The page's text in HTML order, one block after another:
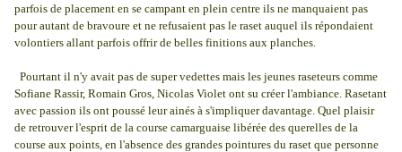
parfois de placement en se campant en plein centre ils ne manquaient pas
pour autant de bravoure et ne refusaient pas le raset auquel ils répondaient
volontiers allant parfois offrir de belles finitions aux planches.
Pourtant il n'y avait pas de super vedettes mais les jeunes raseteurs comme
Sofiane Rassir, Romain Gros, Nicolas Violet ont su créer l'ambiance. Rasetant
avec passion ils ont poussé leur ainés à s'impliquer davantage. Quel plaisir
de retrouver l'esprit de la course camarguaise libérée des querelles de la
course aux points, en l'absence des grandes pointures du raset que personne